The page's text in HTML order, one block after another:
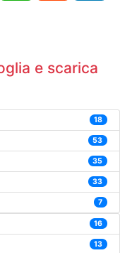
e scarica
18
53
35
33
7
16
13